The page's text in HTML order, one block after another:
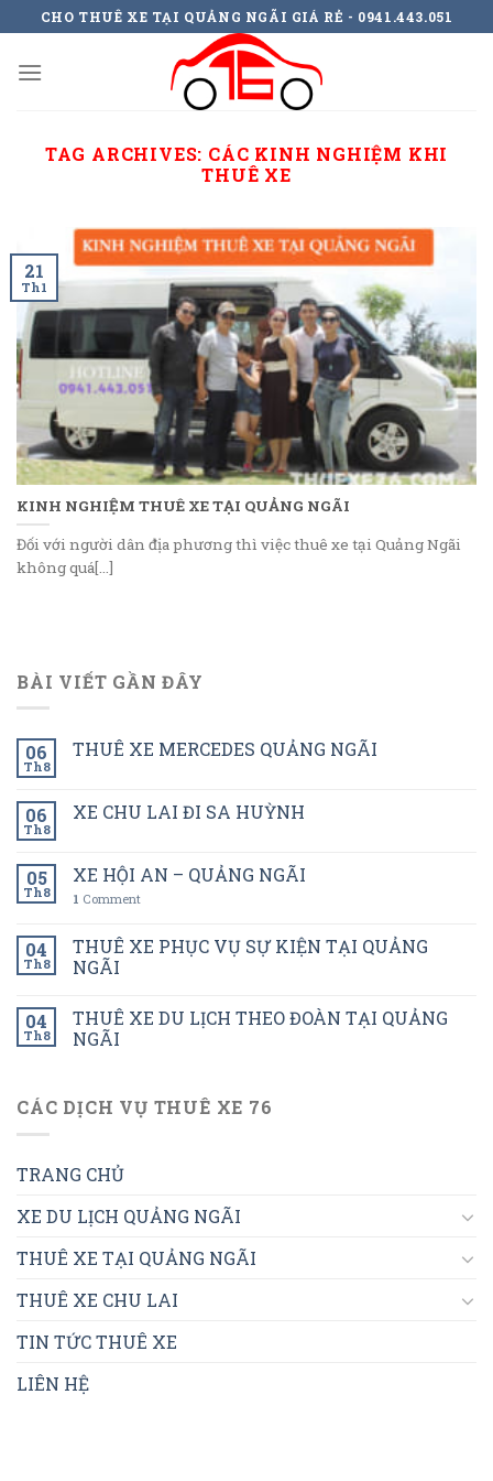
to
content
CHO THUÊ XE TẠI QUẢNG NGÃI GIÁ RẺ - 0941.443.051
TAG ARCHIVES: CÁC KINH NGHIỆM KHI
THUÊ XE
KINH NGHIỆM THUÊ XE TẠI QUẢNG NGÃI
Đối với người dân địa phương thì việc thuê xe tại Quảng Ngãi
không quá[...]
21
Th1
BÀI VIẾT GẦN ĐÂY
06
Th8
THUÊ XE MERCEDES QUẢNG NGÃI
06
Th8
XE CHU LAI ĐI SA HUỲNH
05
Th8
XE HỘI AN – QUẢNG NGÃI
1 Comment
04
Th8
THUÊ XE PHỤC VỤ SỰ KIỆN TẠI QUẢNG
NGÃI
04
Th8
THUÊ XE DU LỊCH THEO ĐOÀN TẠI QUẢNG
NGÃI
CÁC DỊCH VỤ THUÊ XE 76
TRANG CHỦ
XE DU LỊCH QUẢNG NGÃI
THUÊ XE TẠI QUẢNG NGÃI
THUÊ XE CHU LAI
TIN TỨC THUÊ XE
LIÊN HỆ